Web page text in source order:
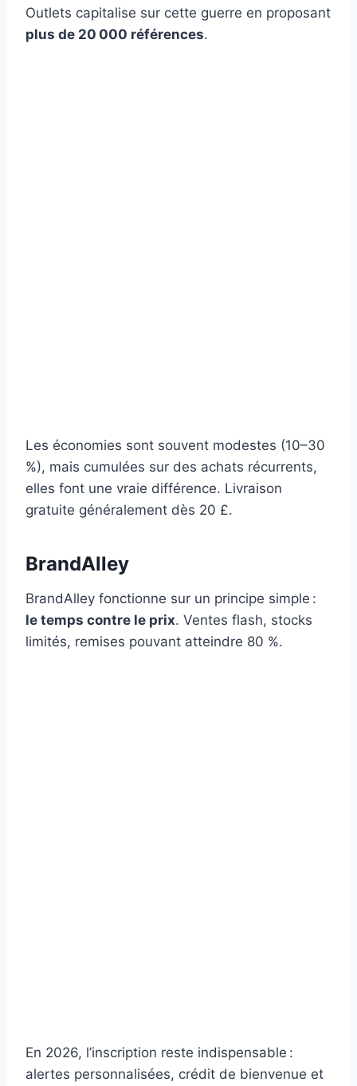
Outlets capitalise sur cette guerre en proposant
plus de 20 000 références.
Les économies sont souvent modestes (10–30
%), mais cumulées sur des achats récurrents,
elles font une vraie différence. Livraison
gratuite généralement dès 20 £.
BrandAlley
BrandAlley fonctionne sur un principe simple :
le temps contre le prix. Ventes flash, stocks
limités, remises pouvant atteindre 80 %.
En 2026, l’inscription reste indispensable :
alertes personnalisées, crédit de bienvenue et